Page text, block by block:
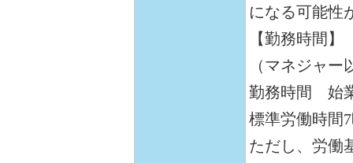
になる可能性
【勤務時間】
（マネジャー
勤務時間 始
標準労働時間
ただし、労働